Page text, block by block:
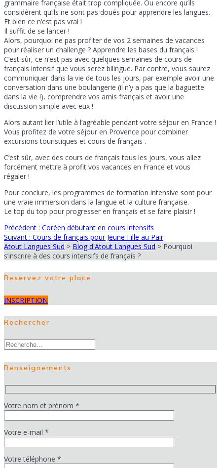
grammaire française était trop compliquée. Ou encore qu’ils
considèrent qu’ils ne sont pas doués pour apprendre les langues.
Et bien ce n’est pas vrai !
Il suffit de se lancer !
Alors, pourquoi ne pas profiter de vos 2 semaines de vacances
pour réaliser un challenge ? Apprendre les bases du français !
C’est sûr, ce n’est pas avec quelques semaines de cours de
français intensif que vous serez bilingue. Par contre, vous saurez
communiquer dans la vie de tous les jours, par exemple avoir une
conversation dans une boulangerie (il n’y a pas que la baguette
dans la vie !), comprendre vos amis français et avoir une
discussion simple avec eux !
Alors autant lier l’utile à l’agréable pendant votre séjour en France !
Vous profitez de votre séjour en Provence pour combiner
excursions touristiques et cours de français .
C’est sûr, avec des cours de français tous les jours, vous allez
forcément mettre à profit vos vacances en France et vous
régaler !
Pour conclure, les programmes de formation intensive sont pour
une vraie immersion dans la langue et la culture française.
Le top du top pour progresser en français et se faire plaisir !
Navigation
de
l’article
Précédent : Article
précédent
:
Coréen débutant en cours intensifs
Suivant : Article
suivant
Cours de français pour Jeune Fille au Pair
Atout Langues Sud > Blog d'Atout Langues Sud > Pourquoi
s’inscrire à des cours intensifs de français ?
Reservez votre place
INSCRIPTION
Rechercher
Recherche
:
Renseignements
Votre nom et prénom *
Votre e-mail *
Votre téléphone *